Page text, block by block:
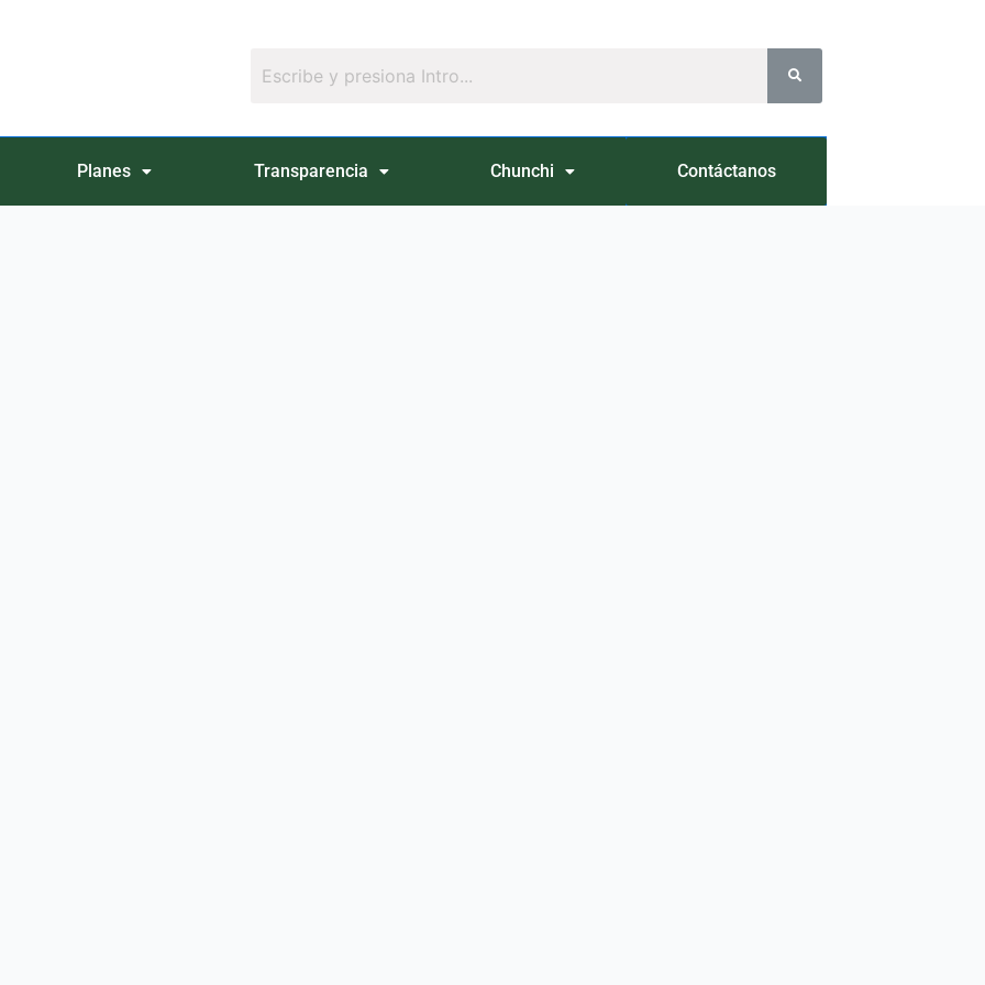
Planes Transparencia Chunchi Contáctanos